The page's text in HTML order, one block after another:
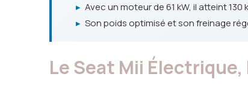
▸ Avec un moteur de 61 kW, il atteint
▸ Son poids optimisé et son freinage
Le Seat Mii